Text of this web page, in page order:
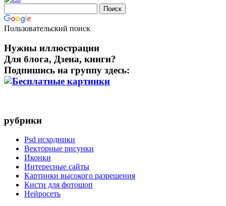
Пользовательский поиск
Нужны иллюстрации
Для блога, Дзена, книги?
Подпишись на группу здесь:
рубрики
Psd исходники
Векторные рисунки
Иконки
Интересные сайты
Картинки высокого разрешения
Кисти для фотошоп
Нейросеть